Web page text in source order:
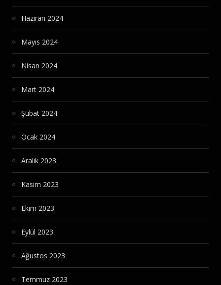
Haziran 2024
Mayıs 2024
Nisan 2024
Mart 2024
Şubat 2024
Ocak 2024
Aralık 2023
Kasım 2023
Ekim 2023
Eylül 2023
Ağustos 2023
Temmuz 2023